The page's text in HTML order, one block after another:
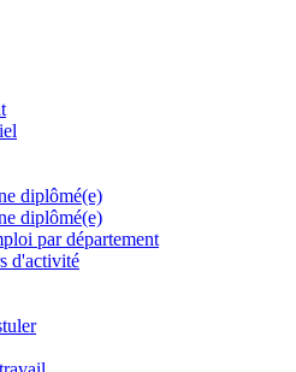
diplômé(e)
diplômé(e)
par département
d'activité